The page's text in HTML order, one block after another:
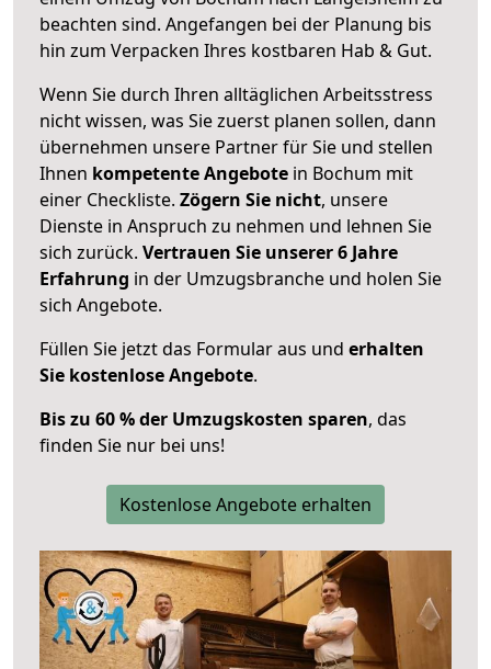
beachten sind. Angefangen bei der Planung bis
hin zum Verpacken Ihres kostbaren Hab & Gut.
Wenn Sie durch Ihren alltäglichen Arbeitsstress
nicht wissen, was Sie zuerst planen sollen, dann
übernehmen unsere Partner für Sie und stellen
Ihnen kompetente Angebote in Bochum mit
einer Checkliste. Zögern Sie nicht, unsere
Dienste in Anspruch zu nehmen und lehnen Sie
sich zurück. Vertrauen Sie unserer 6 Jahre
Erfahrung in der Umzugsbranche und holen Sie
sich Angebote.
Füllen Sie jetzt das Formular aus und erhalten
Sie kostenlose Angebote.
Bis zu 60 % der Umzugskosten sparen, das
finden Sie nur bei uns!
Kostenlose Angebote erhalten